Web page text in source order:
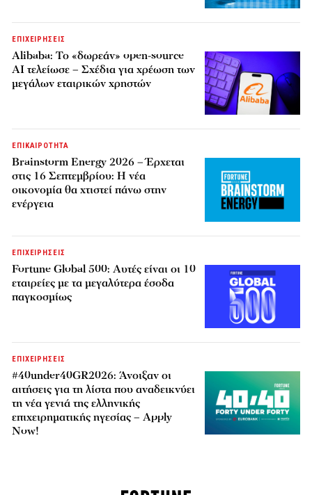
ΕΠΙΧΕΙΡΗΣΕΙΣ
Alibaba: Το «δωρεάν» open-source
AI τελείωσε – Σχέδια για χρέωση των
μεγάλων εταιρικών χρηστών
ΕΠΙΚΑΙΡΟΤΗΤΑ
Brainstorm Energy 2026 – Έρχεται
στις 16 Σεπτεμβρίου: Η νέα
οικονομία θα χτιστεί πάνω στην
ενέργεια
ΕΠΙΧΕΙΡΗΣΕΙΣ
Fortune Global 500: Αυτές είναι οι 10
εταιρείες με τα μεγαλύτερα έσοδα
παγκοσμίως
ΕΠΙΧΕΙΡΗΣΕΙΣ
#40under40GR2026: Άνοιξαν οι
αιτήσεις για τη λίστα που αναδεικνύει
τη νέα γενιά της ελληνικής
επιχειρηματικής ηγεσίας – Apply
Now!